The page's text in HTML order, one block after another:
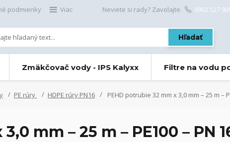
podmienky Viac
Hľadať
Neviete si rady? Zavolajte. 0902 527
Zmäkčovač vody - IPS Kalyxx Filtre na vodu
PE rúry HDPE rúry PN16 PEHD potrubie 32 mm x 3,0 mm – 25 m –
mm – 25 m – PE100 – PN